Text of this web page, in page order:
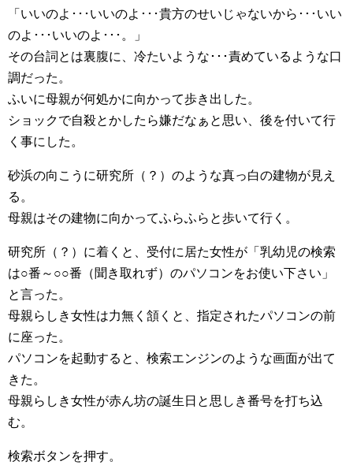
「いいのよ･･･いいのよ･･･貴方のせいじゃないから･･･いい
のよ･･･いいのよ･･･。」
その台詞とは裏腹に、冷たいような･･･責めているような口
調だった。
ふいに母親が何処かに向かって歩き出した。
ショックで自殺とかしたら嫌だなぁと思い、後を付いて行
く事にした。
砂浜の向こうに研究所（？）のような真っ白の建物が見え
る。
母親はその建物に向かってふらふらと歩いて行く。
研究所（？）に着くと、受付に居た女性が「乳幼児の検索
は○番～○○番（聞き取れず）のパソコンをお使い下さい」
と言った。
母親らしき女性は力無く頷くと、指定されたパソコンの前
に座った。
パソコンを起動すると、検索エンジンのような画面が出て
きた。
母親らしき女性が赤ん坊の誕生日と思しき番号を打ち込
む。
検索ボタンを押す。